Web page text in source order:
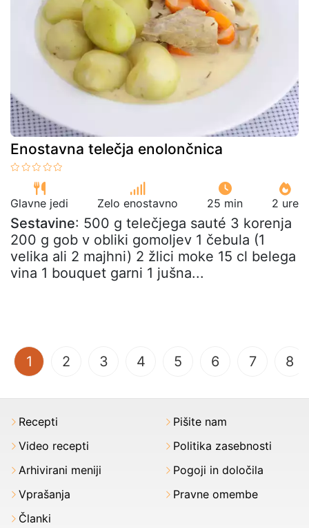
Enostavna telečja enolončnica
Glavne jedi Zelo enostavno 25 min 2 ure
Sestavine: 500 g telečjega sauté 3 korenja
200 g gob v obliki gomoljev 1 čebula (1
velika ali 2 majhni) 2 žlici moke 15 cl belega
vina 1 bouquet garni 1 jušna...
1 (current)
2 3 4 5 6 7 8
Recepti
Video recepti
Arhivirani meniji
Vprašanja
Članki
Pišite nam
Politika zasebnosti
Pogoji in določila
Pravne omembe